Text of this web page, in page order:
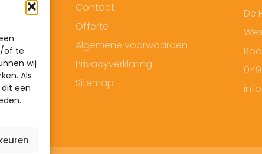
of te
wij
Als
een
Contact
Offerte
Algemene voorwaarden
Privacyverklaring
Sitemap
De